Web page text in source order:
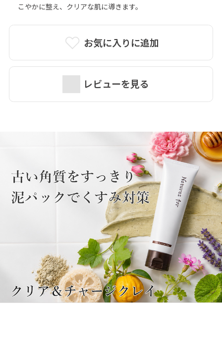
お気に入りに追加
レビューを見る
こやかに整え、クリアな肌に導きます。